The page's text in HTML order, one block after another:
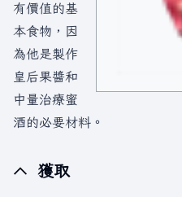
有價值的基
本食物，因
為他是製作
皇后果醬和
中量治療蜜
酒的必要材料。
獲取